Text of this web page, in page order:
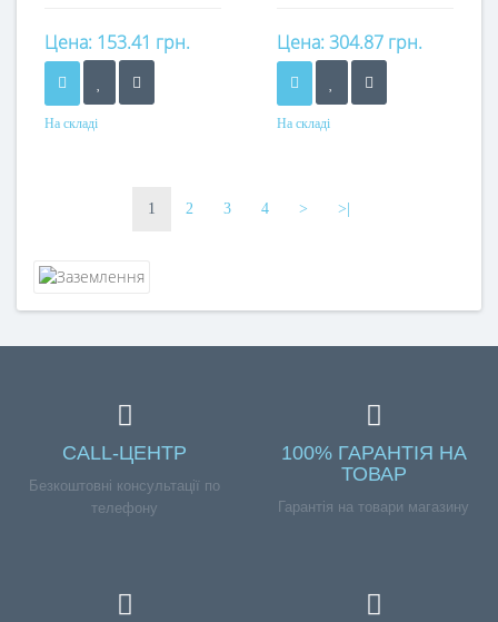
Цена: 153.41 грн.
На складі
Цена:304.87 грн.
На складі
1 2 3 4 > >|
CALL-ЦЕНТР
Безкоштовні консультації по
телефону
100% ГАРАНТІЯ НА
ТОВАР
Гарантія на товари магазину